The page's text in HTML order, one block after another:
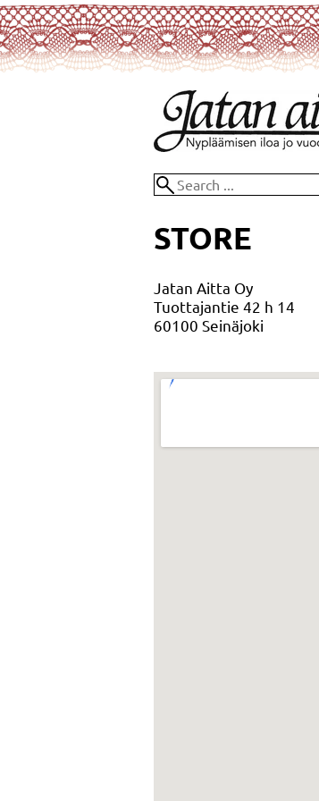
STORE
Jatan Aitta Oy
Tuottajantie 42 h 14
60100 Seinäjoki